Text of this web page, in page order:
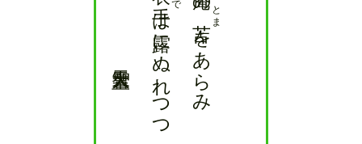
とま
をあらみ
は露にぬれつつ